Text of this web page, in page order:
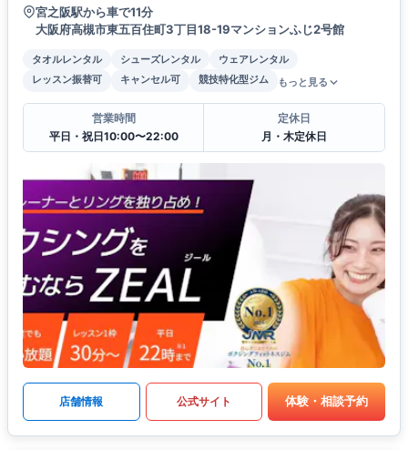
宮之阪駅から車で11分
大阪府高槻市東五百住町3丁目18-19マンションふじ2号館
タオルレンタル シューズレンタル
ウェアレンタル
レッスン振替可
キャンセル可 競技特化型ジム もっと見る
営業時間
平日・祝日10:00〜22:00
定休日
月・木定休日
店舗情報 公式サイト 体験・相談予約